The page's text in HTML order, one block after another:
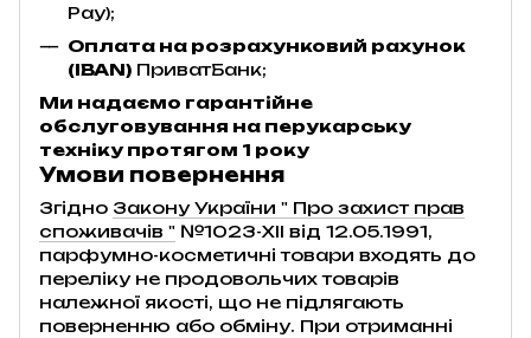
Pay);
Оплата на розрахунковий рахунок
(IBAN) ПриватБанк;
Ми надаємо гарантійне
обслуговування на перукарську
техніку протягом 1 року
Умови повернення
Згідно Закону України " Про захист прав
споживачів " №1023-XII від 12.05.1991,
парфумно-косметичні товари входять до
переліку не продовольчих товарів
належної якості, що не підлягають
поверненню або обміну. При отриманні